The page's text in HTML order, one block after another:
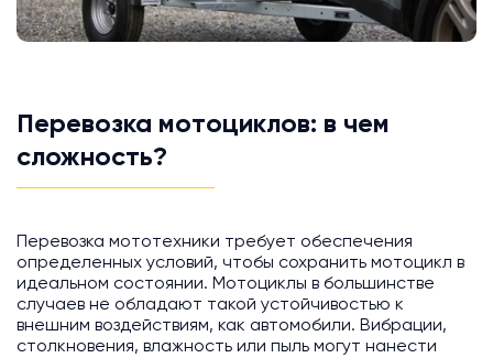
Перевозка мотоциклов: в чем
сложность?
Перевозка мототехники требует обеспечения
определенных условий, чтобы сохранить мотоцикл в
идеальном состоянии. Мотоциклы в большинстве
случаев не обладают такой устойчивостью к
внешним воздействиям, как автомобили. Вибрации,
столкновения, влажность или пыль могут нанести